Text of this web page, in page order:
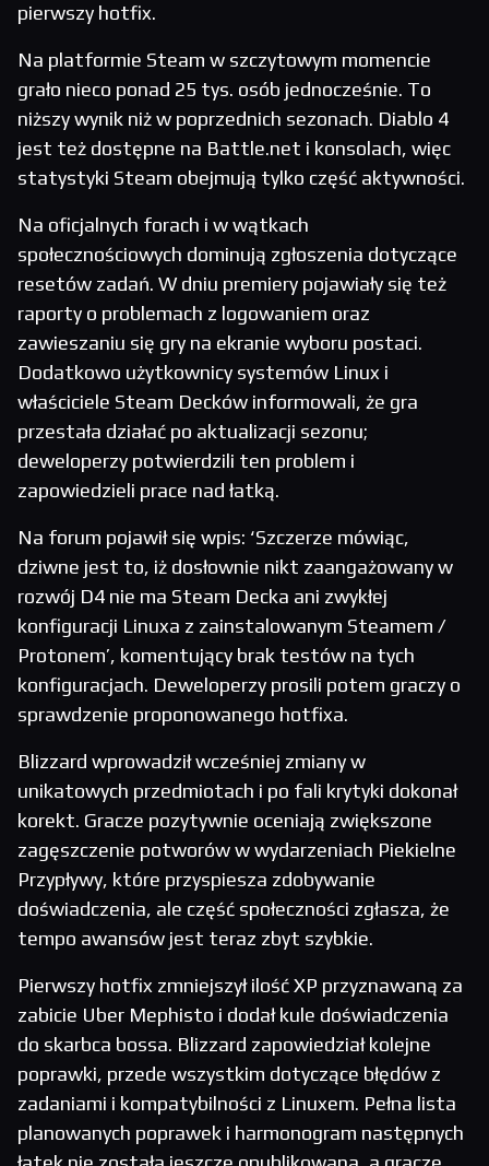
pierwszy hotfix.
Na platformie Steam w szczytowym momencie
grało nieco ponad 25 tys. osób jednocześnie. To
niższy wynik niż w poprzednich sezonach. Diablo 4
jest też dostępne na Battle.net i konsolach, więc
statystyki Steam obejmują tylko część aktywności.
Na oficjalnych forach i w wątkach
społecznościowych dominują zgłoszenia dotyczące
resetów zadań. W dniu premiery pojawiały się też
raporty o problemach z logowaniem oraz
zawieszaniu się gry na ekranie wyboru postaci.
Dodatkowo użytkownicy systemów Linux i
właściciele Steam Decków informowali, że gra
przestała działać po aktualizacji sezonu;
deweloperzy potwierdzili ten problem i
zapowiedzieli prace nad łatką.
Na forum pojawił się wpis: ‘Szczerze mówiąc,
dziwne jest to, iż dosłownie nikt zaangażowany w
rozwój D4 nie ma Steam Decka ani zwykłej
konfiguracji Linuxa z zainstalowanym Steamem /
Protonem’, komentujący brak testów na tych
konfiguracjach. Deweloperzy prosili potem graczy o
sprawdzenie proponowanego hotfixa.
Blizzard wprowadził wcześniej zmiany w
unikatowych przedmiotach i po fali krytyki dokonał
korekt. Gracze pozytywnie oceniają zwiększone
zagęszczenie potworów w wydarzeniach Piekielne
Przypływy, które przyspiesza zdobywanie
doświadczenia, ale część społeczności zgłasza, że
tempo awansów jest teraz zbyt szybkie.
Pierwszy hotfix zmniejszył ilość XP przyznawaną za
zabicie Uber Mephisto i dodał kule doświadczenia
do skarbca bossa. Blizzard zapowiedział kolejne
poprawki, przede wszystkim dotyczące błędów z
zadaniami i kompatybilności z Linuxem. Pełna lista
planowanych poprawek i harmonogram następnych